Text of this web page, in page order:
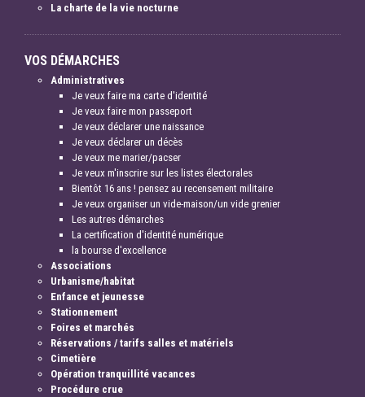
La charte de la vie nocturne
VOS DÉMARCHES
Administratives
Je veux faire ma carte d'identité
Je veux faire mon passeport
Je veux déclarer une naissance
Je veux déclarer un décès
Je veux me marier/pacser
Je veux m'inscrire sur les listes électorales
Bientôt 16 ans ! pensez au recensement militaire
Je veux organiser un vide-maison/un vide grenier
Les autres démarches
La certification d'identité numérique
la bourse d'excellence
Associations
Urbanisme/habitat
Enfance et jeunesse
Stationnement
Foires et marchés
Réservations / tarifs salles et matériels
Cimetière
Opération tranquillité vacances
Procédure crue